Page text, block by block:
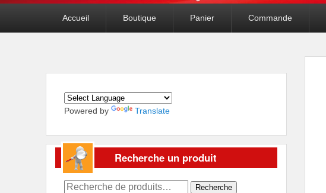
Accueil Boutique Panier Commande
Powered by Translate
Recherche un produit
Recherche
Recherche